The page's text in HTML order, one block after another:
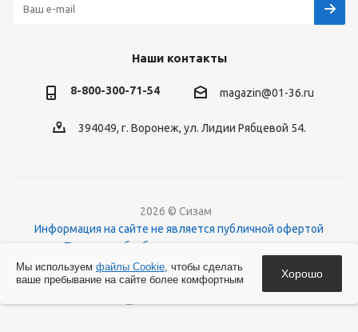
Наши контакты
8-800-300-71-54 magazin@01-36.ru
394049, г. Воронеж, ул. Лидии Рябцевой 54.
2026 © Сизам
Информация на сайте не является публичной офертой
Политика обработки персональных данных
О файлах Cookies
Мы используем файлы Cookie, чтобы сделать
ваше пребывание на сайте более комфортным
Хорошо